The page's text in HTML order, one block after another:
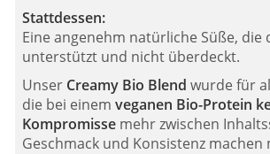
Stattdessen:
Eine angenehm natürliche Süße, die
unterstützt und nicht überdeckt.
Unser Creamy Bio Blend wurde für
die bei einem veganen Bio-Protein
Kompromisse mehr zwischen
Geschmack und Konsistenz machen